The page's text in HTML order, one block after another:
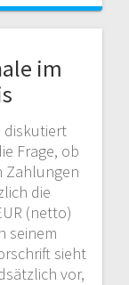
im
diskutiert
Frage, ob
Zahlungen
die
(netto)
seinem
sieht
vor,